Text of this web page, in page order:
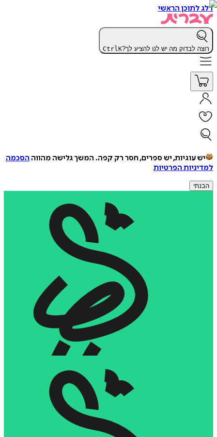
דלג לתוכן הראשי
רוצה לבדוק מה יש לנו להציע לך? CtrlK
יש עוגיות, יש ספרים, חסר רק קפה. המשך גלישה מהווה הסכמה
למדיניות הפרטיות
הבנתי